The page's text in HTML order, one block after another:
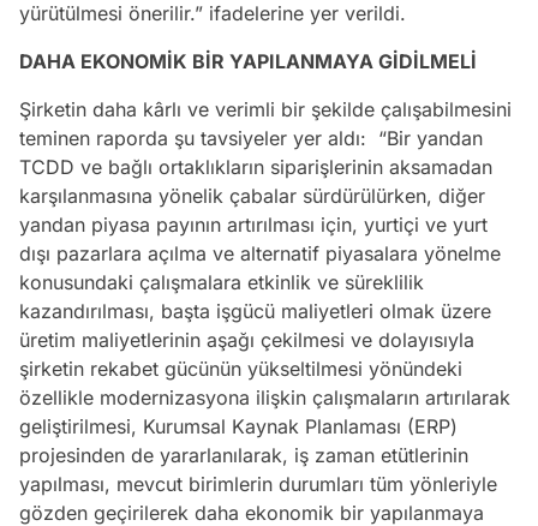
yürütülmesi önerilir.” ifadelerine yer verildi.
DAHA EKONOMİK BİR YAPILANMAYA GİDİLMELİ
Şirketin daha kârlı ve verimli bir şekilde çalışabilmesini
teminen raporda şu tavsiyeler yer aldı: “Bir yandan
TCDD ve bağlı ortaklıkların siparişlerinin aksamadan
karşılanmasına yönelik çabalar sürdürülürken, diğer
yandan piyasa payının artırılması için, yurtiçi ve yurt
dışı pazarlara açılma ve alternatif piyasalara yönelme
konusundaki çalışmalara etkinlik ve süreklilik
kazandırılması, başta işgücü maliyetleri olmak üzere
üretim maliyetlerinin aşağı çekilmesi ve dolayısıyla
şirketin rekabet gücünün yükseltilmesi yönündeki
özellikle modernizasyona ilişkin çalışmaların artırılarak
geliştirilmesi, Kurumsal Kaynak Planlaması (ERP)
projesinden de yararlanılarak, iş zaman etütlerinin
yapılması, mevcut birimlerin durumları tüm yönleriyle
gözden geçirilerek daha ekonomik bir yapılanmaya